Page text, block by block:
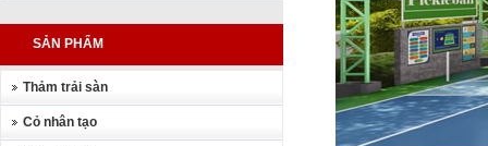
SẢN PHẨM
Thảm trải sàn
Cỏ nhân tạo